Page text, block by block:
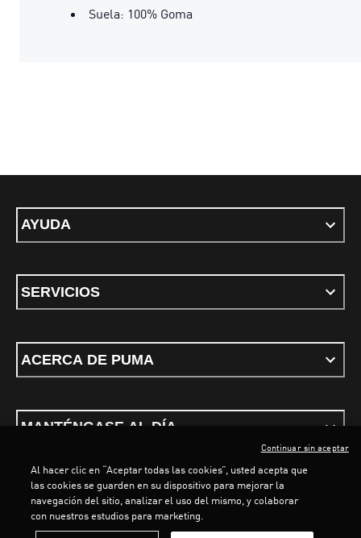
LOADING...
Suela: 100% Goma
AYUDA
SERVICIOS
ACERCA DE PUMA
MANTÉNGASE AL DÍA
Términos y condicionesPolítica de Privacidad
Al hacer clic en “Aceptar todas las cookies”, usted acepta que
las cookies se guarden en su dispositivo para mejorar la
navegación del sitio, analizar el uso del mismo, y colaborar
con nuestros estudios para marketing.
Continuar sin aceptar